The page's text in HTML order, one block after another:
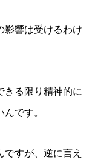
影響は受けるわけ
きる限り精神的に
です。
すが、逆に言え